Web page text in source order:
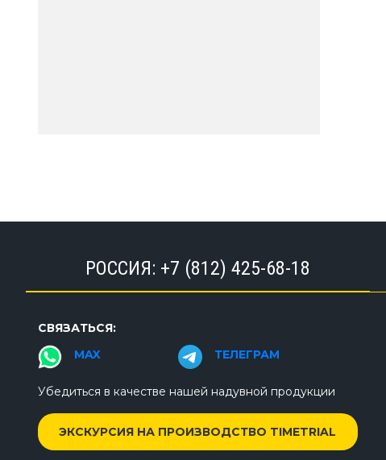
РОССИЯ: +7 (812) 425-68-18
СВЯЗАТЬСЯ:
MAX
ТЕЛЕГРАМ
Убедиться в качестве нашей надувной продукции
ЭКСКУРСИЯ НА ПРОИЗВОДСТВО TIMETRIAL